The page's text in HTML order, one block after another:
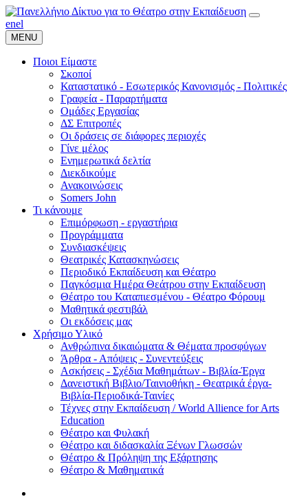
enel
MENU
Ποιοι Είμαστε
Σκοποί
Καταστατικό - Εσωτερικός Κανονισμός - Πολιτικές
Γραφεία - Παραρτήματα
Ομάδες Εργασίας
ΔΣ Επιτροπές
Οι δράσεις σε διάφορες περιοχές
Γίνε μέλος
Ενημερωτικά δελτία
Διεκδικούμε
Ανακοινώσεις
Somers John
Τι κάνουμε
Επιμόρφωση - εργαστήρια
Προγράμματα
Συνδιασκέψεις
Θεατρικές Κατασκηνώσεις
Περιοδικό Εκπαίδευση και Θέατρο
Παγκόσμια Ημέρα Θεάτρου στην Εκπαίδευση
Θέατρο του Καταπιεσμένου - Θέατρο Φόρουμ
Μαθητικά φεστιβάλ
Οι εκδόσεις μας
Χρήσιμο Υλικό
Ανθρώπινα δικαιώματα & Θέματα προσφύγων
Άρθρα - Απόψεις - Συνεντεύξεις
Ασκήσεις - Σχέδια Μαθημάτων - Βιβλία-Έργα
Δανειστική Βιβλιο/Ταινιοθήκη - Θεατρικά έργα-
Βιβλία-Περιοδικά-Ταινίες
Τέχνες στην Εκπαίδευση / World Allience for Arts
Education
Θέατρο και Φυλακή
Θέατρο και διδασκαλία Ξένων Γλωσσών
Θέατρο & Πρόληψη της Εξάρτησης
Θέατρο & Μαθηματικά